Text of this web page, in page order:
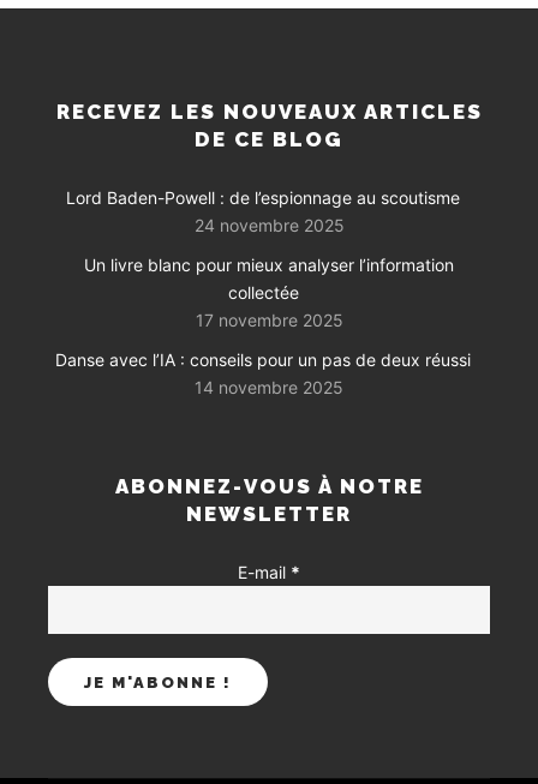
RECEVEZ LES NOUVEAUX ARTICLES
DE CE BLOG
Lord Baden-Powell : de l’espionnage au scoutisme
24 novembre 2025
Un livre blanc pour mieux analyser l’information
collectée
17 novembre 2025
Danse avec l’IA : conseils pour un pas de deux réussi
14 novembre 2025
ABONNEZ-VOUS À NOTRE
NEWSLETTER
E-mail *